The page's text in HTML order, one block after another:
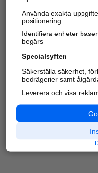
Varje vecka
härliga
information om
platser.
Använda exakta
positionering
Identifiera enheter
begärs
Specialsyften
Säkerställa säkerhet,
bedrägerier samt
Leverera och visa